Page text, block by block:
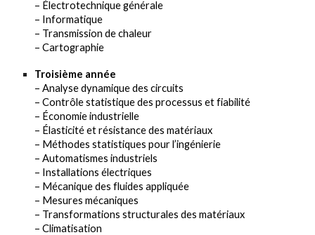
– Électrotechnique générale
– Informatique
– Transmission de chaleur
– Cartographie
Troisième année
– Analyse dynamique des circuits
– Contrôle statistique des processus et fiabilité
– Économie industrielle
– Élasticité et résistance des matériaux
– Méthodes statistiques pour l’ingénierie
– Automatismes industriels
– Installations électriques
– Mécanique des fluides appliquée
– Mesures mécaniques
– Transformations structurales des matériaux
– Climatisation